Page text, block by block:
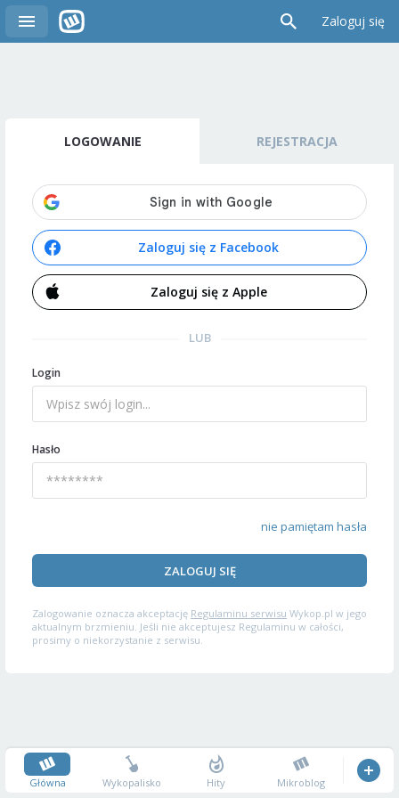
Zaloguj się
LOGOWANIE REJESTRACJA
Zaloguj się z Facebook
Zaloguj się z Apple
LUB
Login
Hasło
nie pamiętam hasła
ZALOGUJ SIĘ
Zalogowanie oznacza akceptację Regulaminu serwisu Wykop.pl w jego
aktualnym brzmieniu. Jeśli nie akceptujesz Regulaminu w całości,
prosimy o niekorzystanie z serwisu.
Główna Wykopalisko Hity Mikroblog